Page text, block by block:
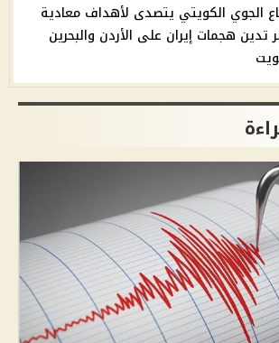
الجوي الكويتي يتصدى لأهداف معادية
تدين هجمات إيران على الأردن والبحرين